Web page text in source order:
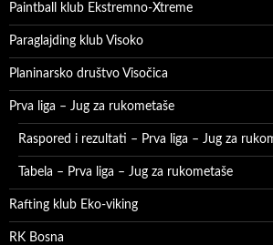
Paintball klub Ekstremno-Xtreme
Paraglajding klub Visoko
Planinarsko društvo Visočica
Prva liga – Jug za rukometaše
Raspored i rezultati – Prva liga – Jug za
Tabela – Prva liga – Jug za rukometaše
Rafting klub Eko-viking
RK Bosna